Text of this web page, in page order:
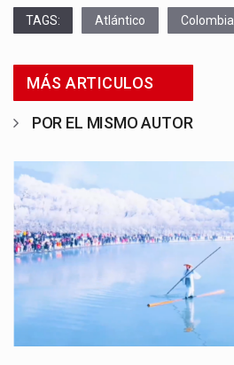
TAGS: Atlántico Colombia
MÁS ARTICULOS
POR EL MISMO AUTOR